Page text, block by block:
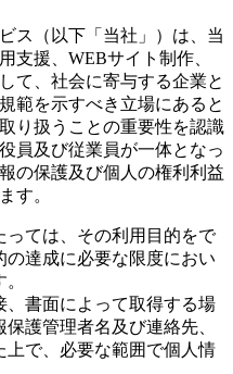
ス（以下「当社」）は、当
支援、WEBサイト制作、
て、社会に寄与する企業と
範を示すべき立場にあると
り扱うことの重要性を認識
員及び従業員が一体となっ
の保護及び個人の権利利益
す。
ては、その利用目的をで
の達成に必要な限度におい
書面によって取得する場
護管理者名及び連絡先、
で、必要な範囲で個人情